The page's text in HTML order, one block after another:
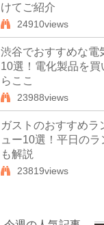
けてご紹介
24910views
渋谷でおすすめな電
10選！電化製品を買
らここ
23988views
ガストのおすすめラ
ュー10選！平日のラ
も解説
23819views